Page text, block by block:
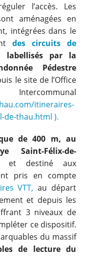
l’accès. Les
aménagées en
intégrées dans le
des circuits de
labellisés par la
Pédestre
le site de l’Office
itineraires-
de-thau.html ).
de 400 m, au
Saint-Félix-de-
et destiné aux
pris en compte
VTT, au départ
et depuis les
3 niveaux de
ce dispositif.
du massif
de lecture du